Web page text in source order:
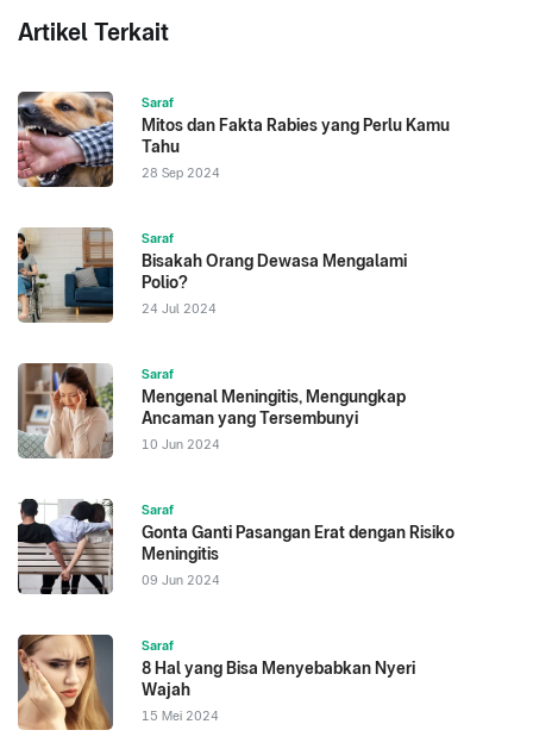
Artikel Terkait
Saraf
Mitos dan Fakta Rabies yang Perlu Kamu
Tahu
28 Sep 2024
Saraf
Bisakah Orang Dewasa Mengalami
Polio?
24 Jul 2024
Saraf
Mengenal Meningitis, Mengungkap
Ancaman yang Tersembunyi
10 Jun 2024
Saraf
Gonta Ganti Pasangan Erat dengan Risiko
Meningitis
09 Jun 2024
Saraf
8 Hal yang Bisa Menyebabkan Nyeri
Wajah
15 Mei 2024